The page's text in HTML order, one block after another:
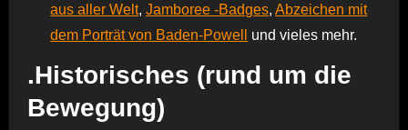
aus aller Welt,Jamboree -Badges,Abzeichen mit
dem Porträt von Baden-Powell
und vieles mehr.
.Historisches (rund um die
Bewegung)